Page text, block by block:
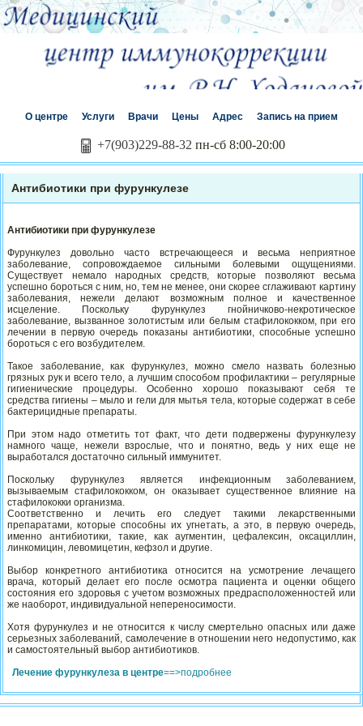
О центре Услуги Врачи Цены Адрес Запись на прием
+7(903)229-88-32 пн-сб 8:00-20:00
Антибиотики при фурункулезе
Антибиотики при фурункулезе
Фурункулез довольно часто встречающееся и весьма неприятное
заболевание, сопровождаемое сильными болевыми ощущениями.
Существует немало народных средств, которые позволяют весьма
успешно бороться с ним, но, тем не менее, они скорее сглаживают картину
заболевания, нежели делают возможным полное и качественное
исцеление. Поскольку фурункулез гнойничково-некротическое
заболевание, вызванное золотистым или белым стафилококком, при его
лечении в первую очередь показаны антибиотики, способные успешно
бороться с его возбудителем.
Такое заболевание, как фурункулез, можно смело назвать болезнью
грязных рук и всего тело, а лучшим способом профилактики – регулярные
гигиенические процедуры. Особенно хорошо показывают себя те
средства гигиены – мыло и гели для мытья тела, которые содержат в себе
бактерицидные препараты.
При этом надо отметить тот факт, что дети подвержены фурункулезу
намного чаще, нежели взрослые, что и понятно, ведь у них еще не
выработался достаточно сильный иммунитет.
Поскольку фурункулез является инфекционным заболеванием,
вызываемым стафилококком, он оказывает существенное влияние на
стафилококки организма.
Соответственно и лечить его следует такими лекарственными
препаратами, которые способны их угнетать, а это, в первую очередь,
именно антибиотики, такие, как аугментин, цефалексин, оксациллин,
линкомицин, левомицетин, кефзол и другие.
Выбор конкретного антибиотика относится на усмотрение лечащего
врача, который делает его после осмотра пациента и оценки общего
состояния его здоровья с учетом возможных предрасположенностей или
же наоборот, индивидуальной непереносимости.
Хотя фурункулез и не относится к числу смертельно опасных или даже
серьезных заболеваний, самолечение в отношении него недопустимо, как
и самостоятельный выбор антибиотиков.
Лечение фурункулеза в центре==>подробнее